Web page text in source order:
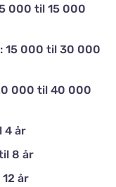
000 til 15 000
15 000 til 30 000
000 til 40 000
4 år
8 år
år